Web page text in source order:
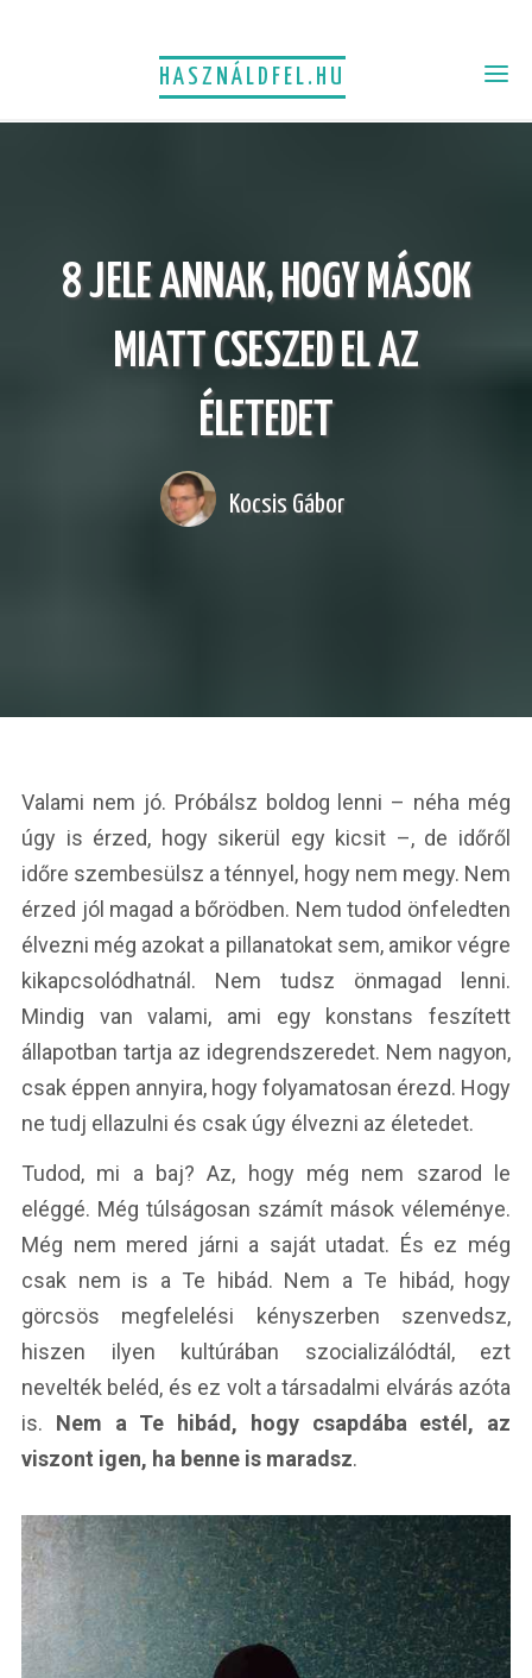
HASZNÁLDFEL.HU
8 JELE ANNAK, HOGY MÁSOK
MIATT CSESZED EL AZ
ÉLETEDET
Kocsis Gábor
Valami nem jó. Próbálsz boldog lenni – néha még
úgy is érzed, hogy sikerül egy kicsit –, de időről
időre szembesülsz a ténnyel, hogy nem megy. Nem
érzed jól magad a bőrödben. Nem tudod önfeledten
élvezni még azokat a pillanatokat sem, amikor végre
kikapcsolódhatnál. Nem tudsz önmagad lenni.
Mindig van valami, ami egy konstans feszített
állapotban tartja az idegrendszeredet. Nem nagyon,
csak éppen annyira, hogy folyamatosan érezd. Hogy
ne tudj ellazulni és csak úgy élvezni az életedet.
Tudod, mi a baj? Az, hogy még nem szarod le
eléggé. Még túlságosan számít mások véleménye.
Még nem mered járni a saját utadat. És ez még
csak nem is a Te hibád. Nem a Te hibád, hogy
görcsös megfelelési kényszerben szenvedsz,
hiszen ilyen kultúrában szocializálódtál, ezt
nevelték beléd, és ez volt a társadalmi elvárás azóta
is. Nem a Te hibád, hogy csapdába estél, az
viszont igen, ha benne is maradsz.